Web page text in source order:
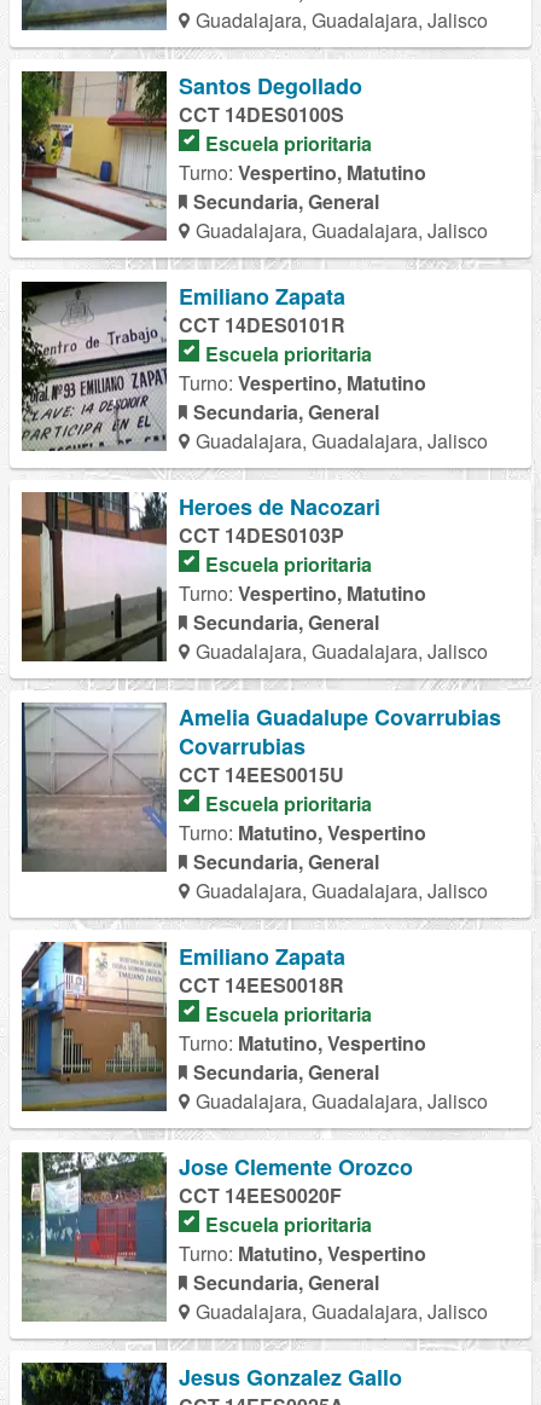
Guadalajara, Guadalajara, Jalisco
Santos Degollado
CCT 14DES0100S
Escuela prioritaria
Turno: Vespertino, Matutino
Secundaria, General
Guadalajara, Guadalajara, Jalisco
Emiliano Zapata
CCT 14DES0101R
Escuela prioritaria
Turno: Vespertino, Matutino
Secundaria, General
Guadalajara, Guadalajara, Jalisco
Heroes de Nacozari
CCT 14DES0103P
Escuela prioritaria
Turno: Vespertino, Matutino
Secundaria, General
Guadalajara, Guadalajara, Jalisco
Amelia Guadalupe Covarrubias
Covarrubias
CCT 14EES0015U
Escuela prioritaria
Turno: Matutino, Vespertino
Secundaria, General
Guadalajara, Guadalajara, Jalisco
Emiliano Zapata
CCT 14EES0018R
Escuela prioritaria
Turno: Matutino, Vespertino
Secundaria, General
Guadalajara, Guadalajara, Jalisco
Jose Clemente Orozco
CCT 14EES0020F
Escuela prioritaria
Turno: Matutino, Vespertino
Secundaria, General
Guadalajara, Guadalajara, Jalisco
Jesus Gonzalez Gallo